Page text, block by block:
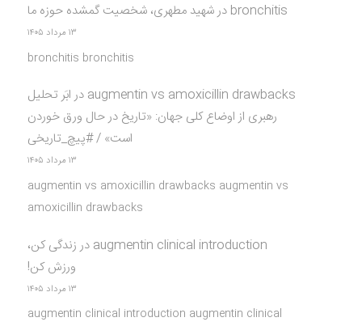
bronchitis درشهید مطهری، شخصیت گمشده حوزه ما
۱۳ مرداد ۱۴۰۵
bronchitis bronchitis
augmentin vs amoxicillin drawbacks درابَر تحلیل
رهبری از اوضاع کلی جهان: «تاریخ در حال ورق خوردن
است» / #پیچ_تاریخی
۱۳ مرداد ۱۴۰۵
augmentin vs amoxicillin drawbacks augmentin vs
amoxicillin drawbacks
augmentin clinical introduction در زندگی کن،
ورزش کن!
۱۳ مرداد ۱۴۰۵
augmentin clinical introduction augmentin clinical